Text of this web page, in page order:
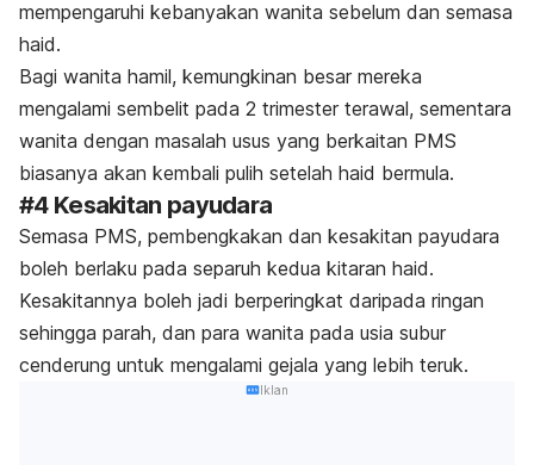
mempengaruhi kebanyakan wanita sebelum dan semasa
haid.
Bagi wanita hamil, kemungkinan besar mereka
mengalami sembelit pada 2 trimester terawal, sementara
wanita dengan masalah usus yang berkaitan PMS
biasanya akan kembali pulih setelah haid bermula.
#4 Kesakitan payudara
Semasa PMS, pembengkakan dan kesakitan payudara
boleh berlaku pada separuh kedua kitaran haid.
Kesakitannya boleh jadi berperingkat daripada ringan
sehingga parah, dan para wanita pada usia subur
cenderung untuk mengalami gejala yang lebih teruk.
Iklan